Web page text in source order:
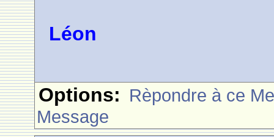
Léon
Options: Rèpondre à ce
Message